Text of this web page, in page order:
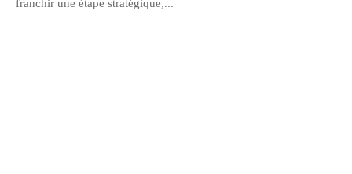
franchir une étape stratégique,...